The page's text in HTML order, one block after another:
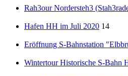
Rah3our Nordersteh3
Hafen HH im Juli 2020 14
Eröffnung S-Bahnstation
Wintertour Historische S-Bahn